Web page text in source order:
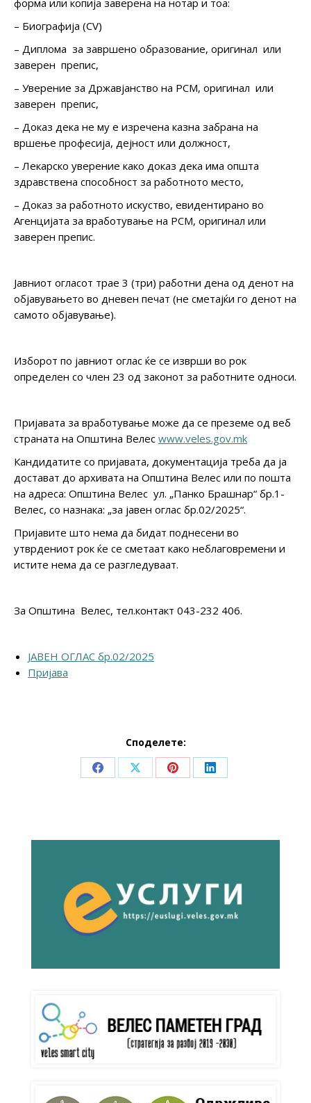
– Биографија (CV)
– Диплома за завршено образование, оригинал или
заверен препис,
– Уверение за Државјанство на РСМ, оригинал или
заверен препис,
– Доказ дека не му е изречена казна забрана на
вршење професија, дејност или должност,
– Лекарско уверение како доказ дека има општа
здравствена способност за работното место,
– Доказ за работното искуство, евидентирано во
Агенцијата за вработување на РСМ, оригинал или
заверен препис.
Јавниот огласот трае 3 (три) работни дена од денот на
објавувањето во дневен печат (не сметајќи го денот на
самото објавување).
Изборот по јавниот оглас ќе се изврши во рок
определен со член 23 од законот за работните односи.
Пријавата за вработување може да се преземе од веб
страната на Општина Велес www.veles.gov.mk
Кандидатите со пријавата, документација треба да ја
достават до архивата на Општина Велес или по пошта
на адреса: Општина Велес ул. „Панко Брашнар“ бр.1-
Велес, со назнака: „за јавен оглас бр.02/2025“.
Пријавите што нема да бидат поднесени во
утврдениот рок ќе се сметаат како неблаговремени и
истите нема да се разгледуваат.
За Општина Велес, тел.контакт 043-232 406.
ЈАВЕН ОГЛАС бр.02/2025
Пријава
Споделете:
Share Share Share Share